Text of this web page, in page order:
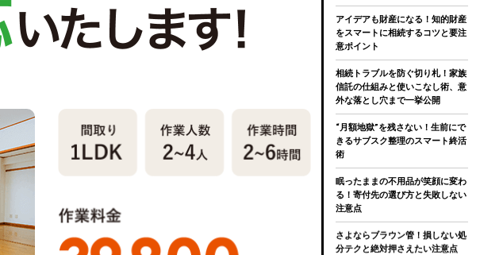
アイデアも財産になる！知的財産
をスマートに相続するコツと要注
意ポイント
相続トラブルを防ぐ切り札！家族
信託の仕組みと使いこなし術、意
外な落とし穴まで一挙公開
“月額地獄”を残さない！生前にで
きるサブスク整理のスマート終活
術
眠ったままの不用品が笑顔に変わ
る！寄付先の選び方と失敗しない
注意点
さよならブラウン管！損しない処
分テクと絶対押さえたい注意点